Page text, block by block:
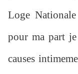
Loge
pour ma part je
causes